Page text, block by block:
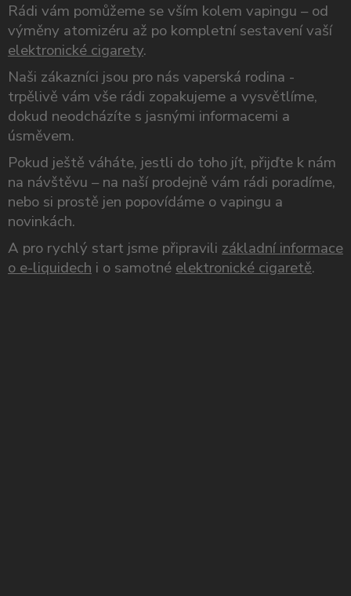
Rádi vám pomůžeme se vším kolem vapingu – od
výměny atomizéru až po kompletní sestavení vaší
elektronické cigarety.
Naši zákazníci jsou pro nás vaperská rodina -
trpělivě vám vše rádi zopakujeme a vysvětlíme,
dokud neodcházíte s jasnými informacemi a
úsměvem.
Pokud ještě váháte, jestli do toho jít, přijďte k nám
na návštěvu – na naší prodejně vám rádi poradíme,
nebo si prostě jen popovídáme o vapingu a
novinkách.
A pro rychlý start jsme připravili základní informace
o e-liquidech i o samotné elektronické cigaretě.